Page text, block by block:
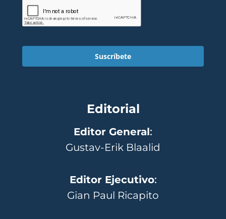
Suscríbete
Editorial
Editor General:
Gustav-Erik Blaalid
Editor Ejecutivo:
Gian Paul Ricapito